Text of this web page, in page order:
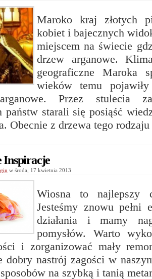
Maroko kraj złotych
kobiet i bajecznych
miejscem na świecie
drzew arganowe.
geograficzne Maroka
wieków temu
Przez stulecia
państw starali się posiąść
Obecnie z drzewa tego
Inspiracje
w środa, 17 kwietnia 2013
Wiosna to najlepszy
Jesteśmy znowu pełni
działania i mamy
pomysłów. Warto
i zorganizować mały
dobry nastrój zagości w
na szybką i tanią